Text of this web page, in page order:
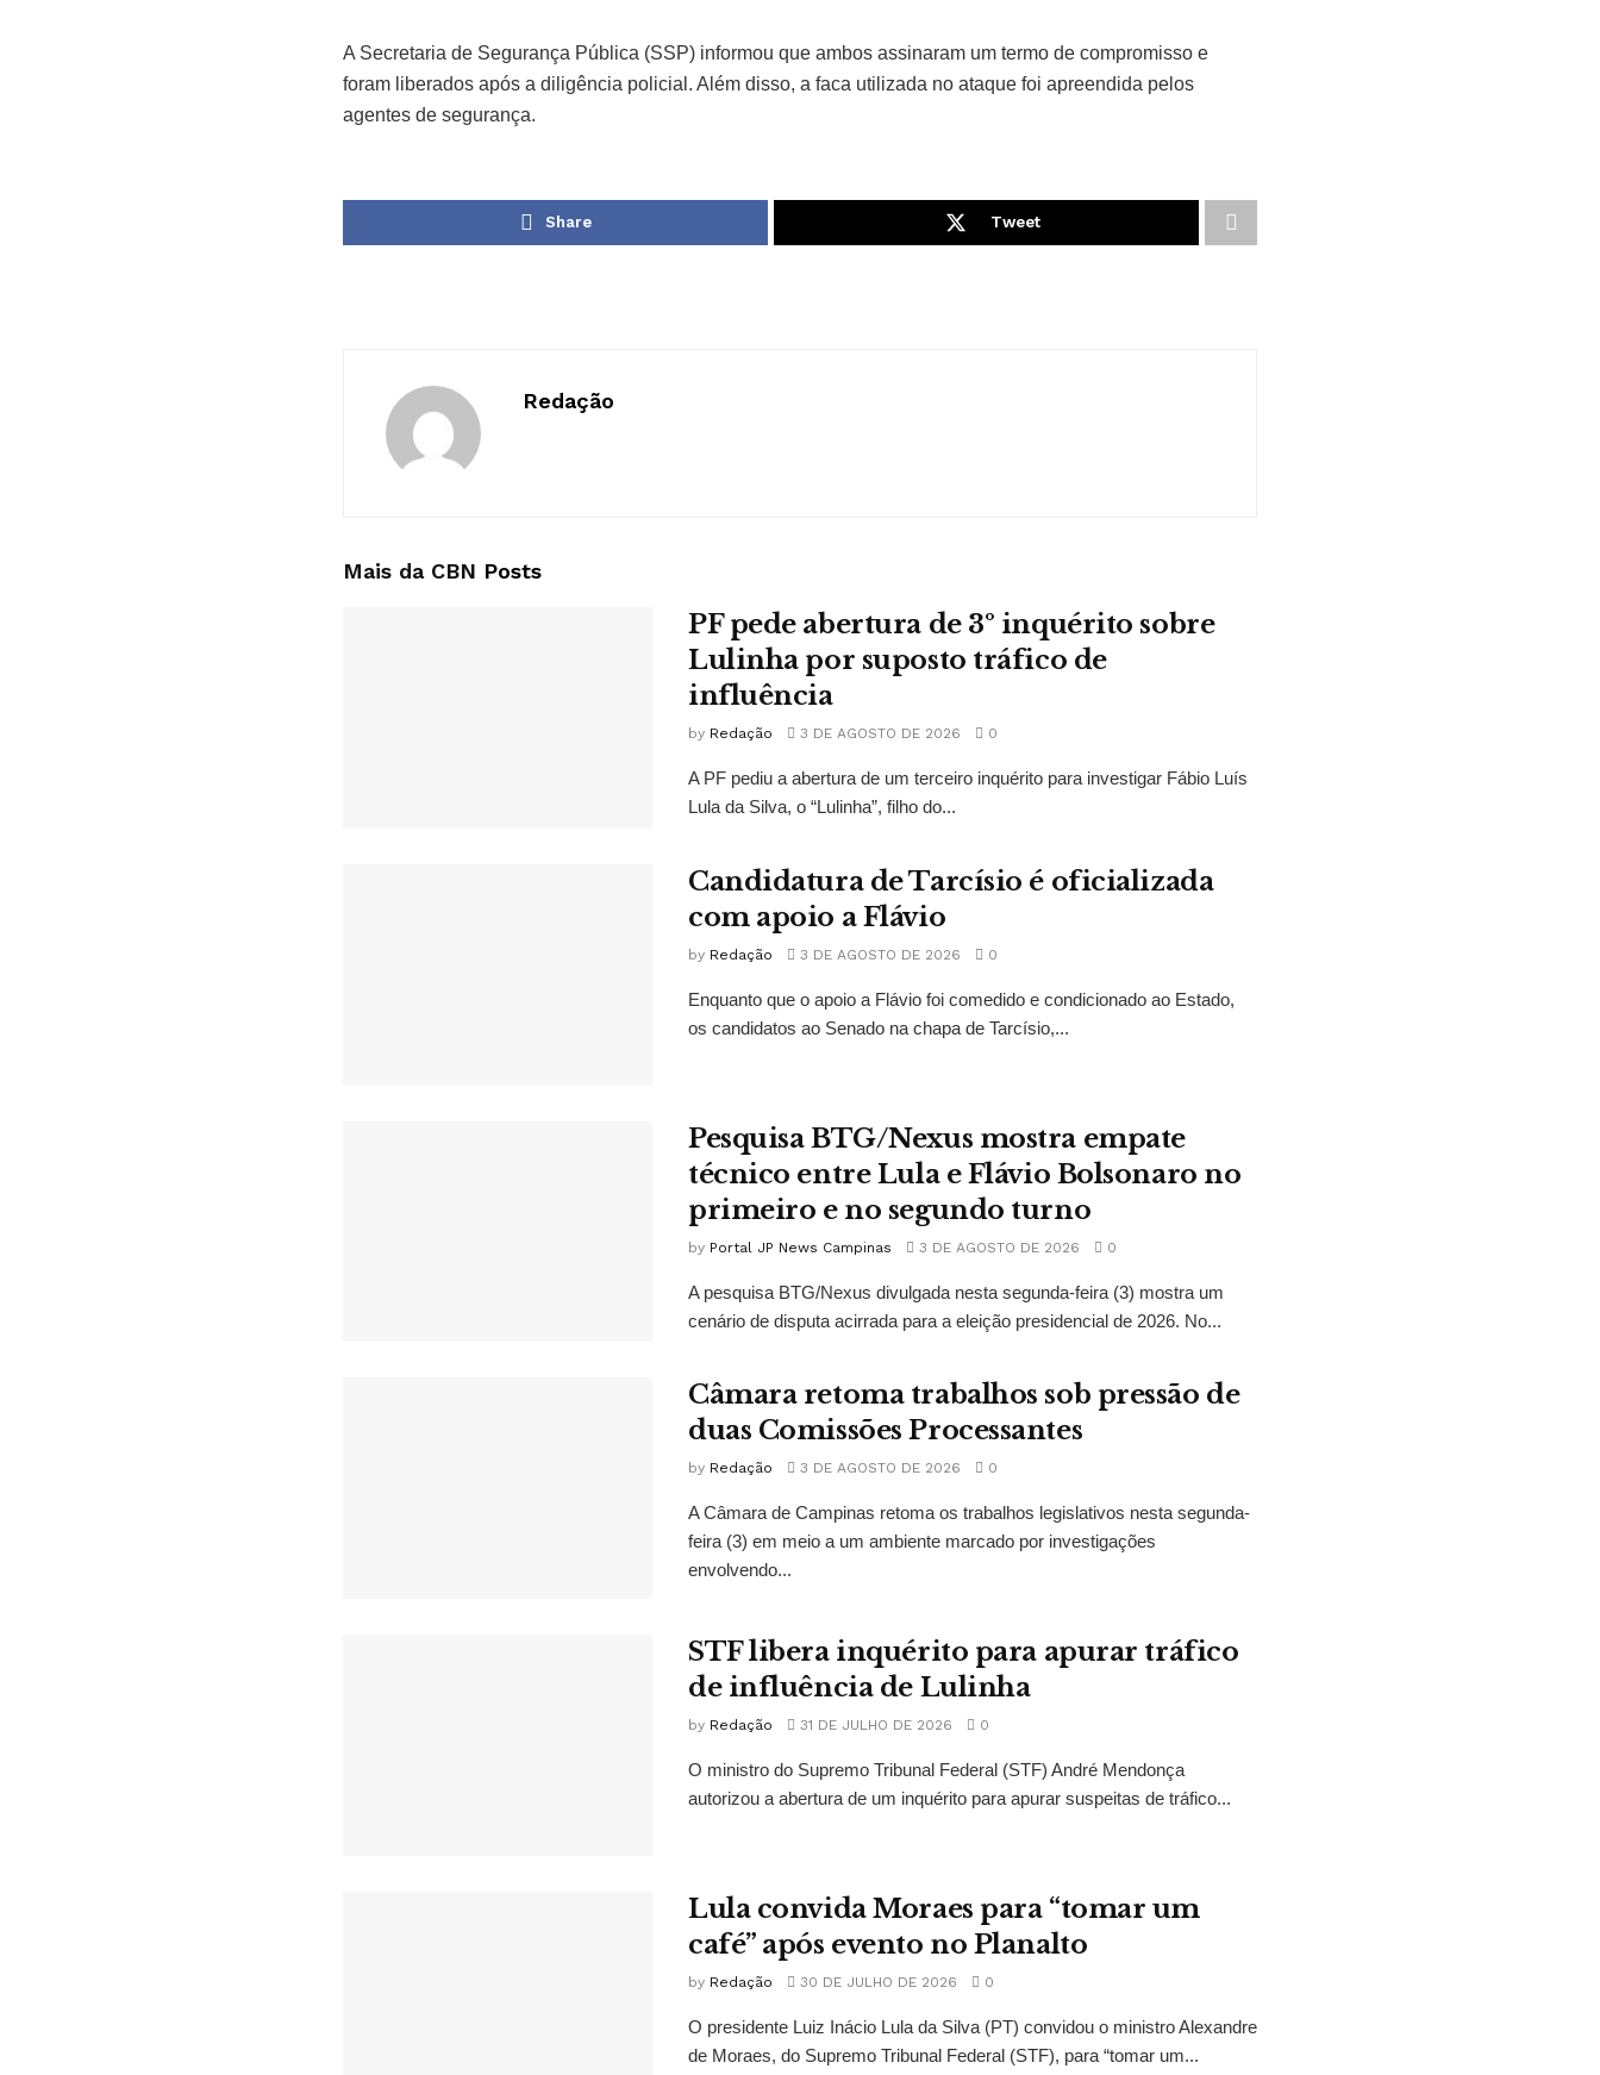
A Secretaria de Segurança Pública (SSP) informou que ambos assinaram um termo de compromisso e
foram liberados após a diligência policial. Além disso, a faca utilizada no ataque foi apreendida pelos
agentes de segurança.
Share Tweet
Redação
Mais da CBN Posts
PF pede abertura de 3º inquérito sobre
Lulinha por suposto tráfico de
influência
by Redação 3 DE AGOSTO DE 2026 0
A PF pediu a abertura de um terceiro inquérito para investigar Fábio Luís
Lula da Silva, o “Lulinha”, filho do...
Candidatura de Tarcísio é oficializada
com apoio a Flávio
by Redação 3 DE AGOSTO DE 2026 0
Enquanto que o apoio a Flávio foi comedido e condicionado ao Estado,
os candidatos ao Senado na chapa de Tarcísio,...
Pesquisa BTG/Nexus mostra empate
técnico entre Lula e Flávio Bolsonaro no
primeiro e no segundo turno
by Portal JP News Campinas 3 DE AGOSTO DE 2026 0
A pesquisa BTG/Nexus divulgada nesta segunda-feira (3) mostra um
cenário de disputa acirrada para a eleição presidencial de 2026. No...
Câmara retoma trabalhos sob pressão de
duas Comissões Processantes
by Redação 3 DE AGOSTO DE 2026 0
A Câmara de Campinas retoma os trabalhos legislativos nesta segunda-
feira (3) em meio a um ambiente marcado por investigações
envolvendo...
STF libera inquérito para apurar tráfico
de influência de Lulinha
by Redação 31 DE JULHO DE 2026 0
O ministro do Supremo Tribunal Federal (STF) André Mendonça
autorizou a abertura de um inquérito para apurar suspeitas de tráfico...
Lula convida Moraes para “tomar um
café” após evento no Planalto
by Redação 30 DE JULHO DE 2026 0
O presidente Luiz Inácio Lula da Silva (PT) convidou o ministro Alexandre
de Moraes, do Supremo Tribunal Federal (STF), para “tomar um...